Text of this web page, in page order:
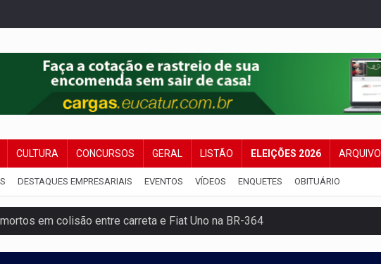
CULTURA CONCURSOS GERAL LISTÃO ELEIÇÕES 2026 ARQUIVO
DESTAQUES EMPRESARIAIS EVENTOS VÍDEOS ENQUETES OBITUÁRIO
em colisão entre carreta e Fiat Uno na BR-364
da legislação sobre transporte de cargas por empresa